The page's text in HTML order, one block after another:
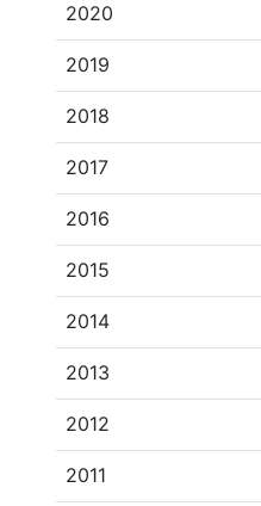
2020
2019
2018
2017
2016
2015
2014
2013
2012
2011